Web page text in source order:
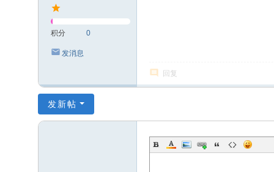
积分 0
发消息
回复
发新帖